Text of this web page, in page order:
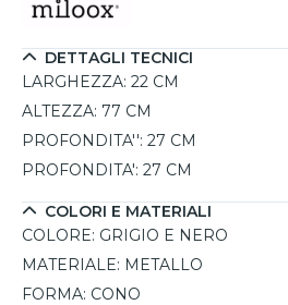
dettagli neri, offrono un aspetto
ai due portalampada E27, la
scegliere le lampadine che
mentre il cavo con dimmer
della luce, permettendo una
DETTAGLI TECNICI
LARGHEZZA: 22 CM
ALTEZZA: 77 CM
PROFONDITA'': 27 CM
PROFONDITA': 27 CM
COLORI E MATERIALI
COLORE: GRIGIO E NERO
MATERIALE: METALLO
FORMA: CONO